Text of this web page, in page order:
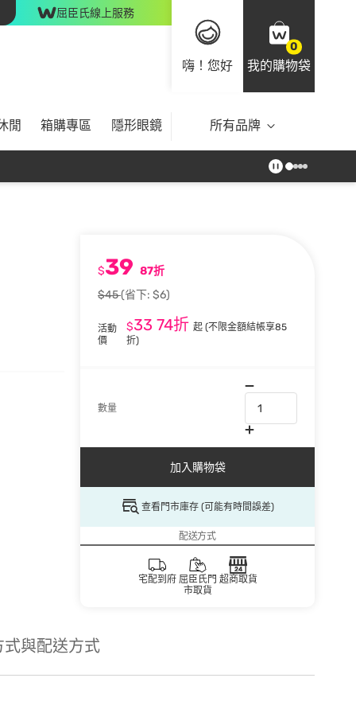
屈臣氏線上服務
嗨！您好
0
我的購物袋
閒 箱購專區 隱形眼鏡 所有品牌
$39 87折
$45(省下: $6)
活動
價
$33 74折 起 (不限金額結帳享85
折)
數量
加入購物袋
查看門市庫存 (可能有時間誤差)
配送方式
宅配到府 屈臣氏門
市取貨
超商取貨
式與配送方式